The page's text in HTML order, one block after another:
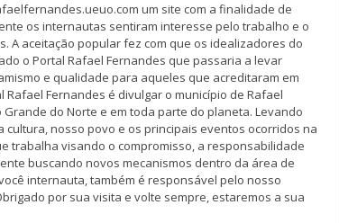
um site com a finalidade de
os internautas sentiram interesse pelo trabalho e o
A aceitação popular fez com que os idealizadores do
o Portal Rafael Fernandes que passaria a levar
e qualidade para aqueles que acreditaram em
Fernandes é divulgar o município de Rafael
do Norte e em toda parte do planeta. Levando
nosso povo e os principais eventos ocorridos na
trabalha visando o compromisso, a responsabilidade
buscando novos mecanismos dentro da área de
internauta, também é responsável pelo nosso
por sua visita e volte sempre, estaremos a sua